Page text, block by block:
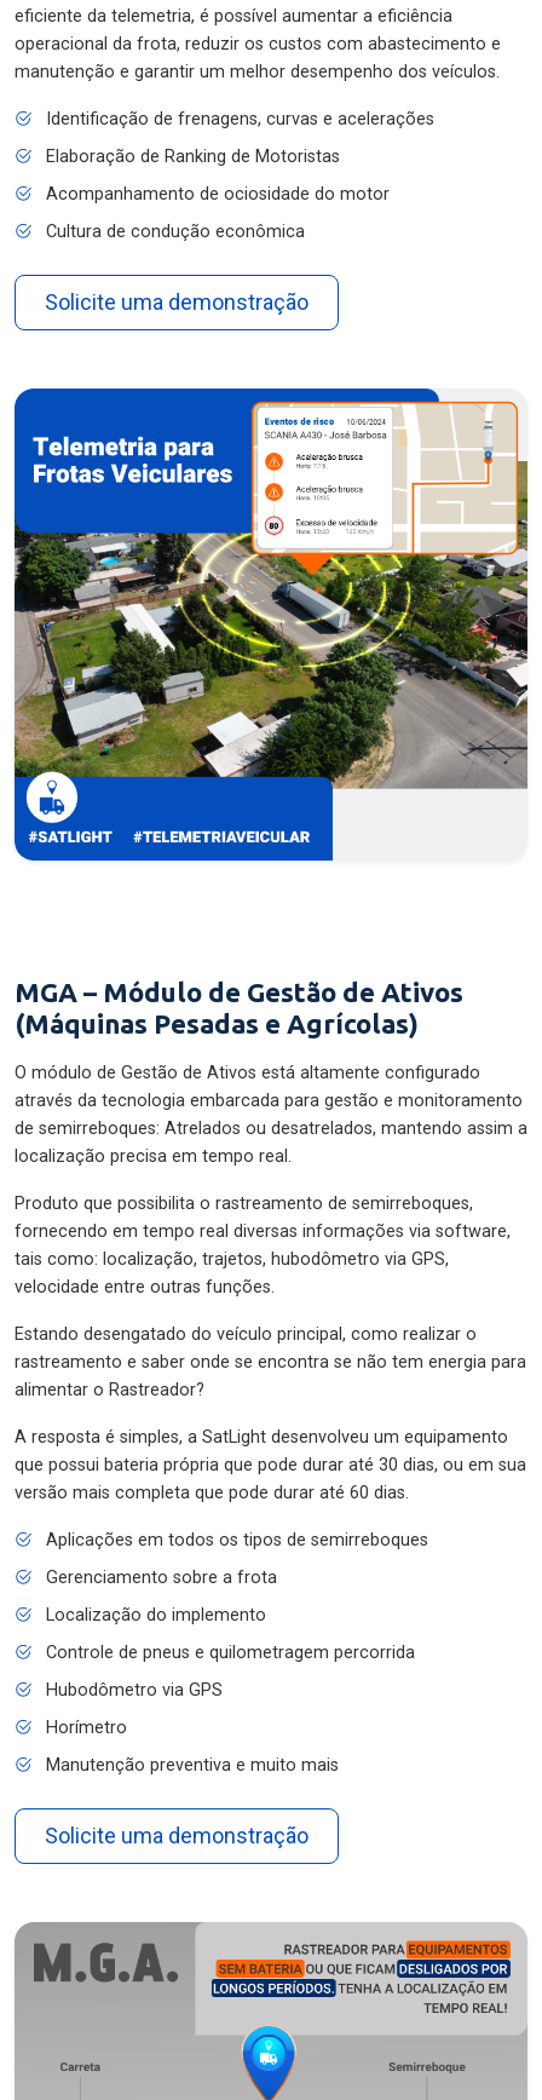
eficiente da telemetria, é possível aumentar a eficiência
operacional da frota, reduzir os custos com abastecimento e
manutenção e garantir um melhor desempenho dos veículos.
Identificação de frenagens, curvas e acelerações
Elaboração de Ranking de Motoristas
Acompanhamento de ociosidade do motor
Cultura de condução econômica
Solicite uma demonstração
MGA – Módulo de Gestão de Ativos
(Máquinas Pesadas e Agrícolas)
O módulo de Gestão de Ativos está altamente configurado
através da tecnologia embarcada para gestão e monitoramento
de semirreboques: Atrelados ou desatrelados, mantendo assim a
localização precisa em tempo real.
Produto que possibilita o rastreamento de semirreboques,
fornecendo em tempo real diversas informações via software,
tais como: localização, trajetos, hubodômetro via GPS,
velocidade entre outras funções.
Estando desengatado do veículo principal, como realizar o
rastreamento e saber onde se encontra se não tem energia para
alimentar o Rastreador?
A resposta é simples, a SatLight desenvolveu um equipamento
que possui bateria própria que pode durar até 30 dias, ou em sua
versão mais completa que pode durar até 60 dias.
Aplicações em todos os tipos de semirreboques
Gerenciamento sobre a frota
Localização do implemento
Controle de pneus e quilometragem percorrida
Hubodômetro via GPS
Horímetro
Manutenção preventiva e muito mais
Solicite uma demonstração